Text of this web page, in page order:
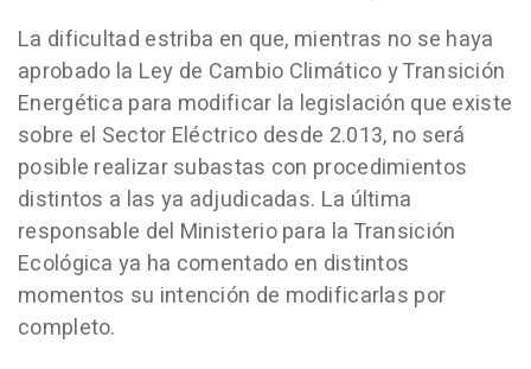
La dificultad estriba en que, mientras no se haya
aprobado la Ley de Cambio Climático y Transición
Energética para modificar la legislación que existe
sobre el Sector Eléctrico desde 2.013, no será
posible realizar subastas con procedimientos
distintos a las ya adjudicadas. La última
responsable del Ministerio para la Transición
Ecológica ya ha comentado en distintos
momentos su intención de modificarlas por
completo.